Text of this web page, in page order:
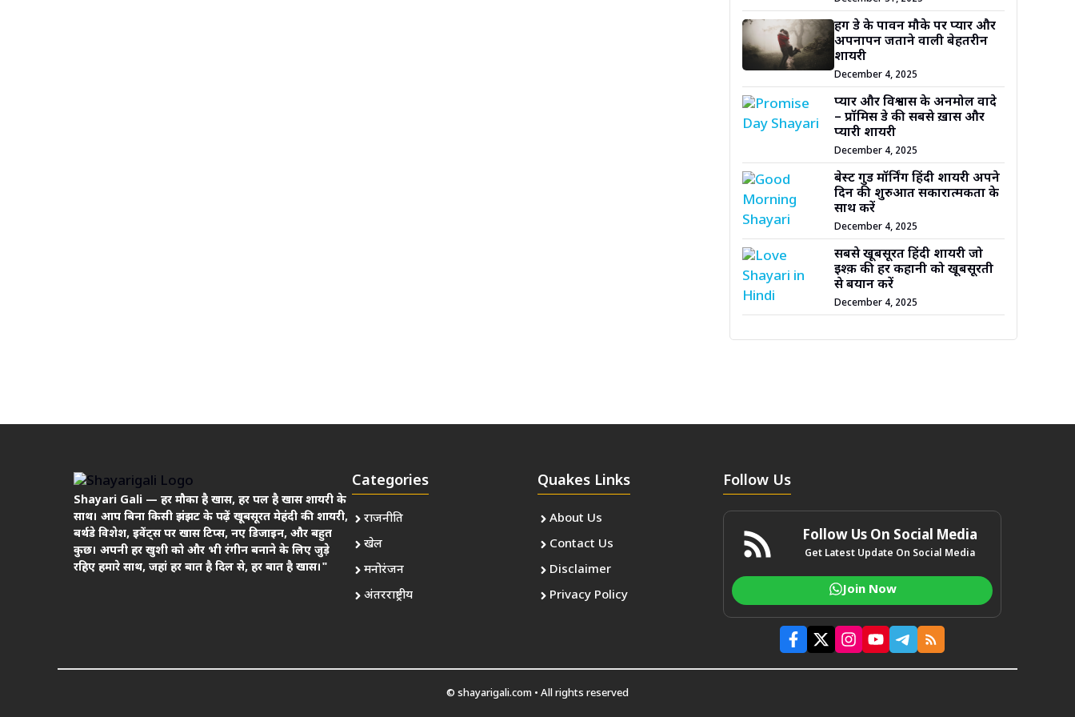
हग डे के पावन मौके पर प्यार और
अपनापन जताने वाली बेहतरीन
शायरी
December 4, 2025
प्यार और विश्वास के अनमोल वादे
– प्रॉमिस डे की सबसे ख़ास और
प्यारी शायरी
December 4, 2025
बेस्ट गुड मॉर्निंग हिंदी शायरी अपने
दिन की शुरुआत सकारात्मकता के
साथ करें
December 4, 2025
सबसे खूबसूरत हिंदी शायरी जो
इश्क़ की हर कहानी को खूबसूरती
से बयान करें
December 4, 2025
Shayari Gali — हर मौका है खास, हर पल है खास शायरी के
साथ। आप बिना किसी झंझट के पढ़ें खूबसूरत मेहंदी की शायरी,
बर्थडे विशेश, इवेंट्स पर खास टिप्स, नए डिजाइन, और बहुत
कुछ। अपनी हर खुशी को और भी रंगीन बनाने के लिए जुड़े
रहिए हमारे साथ, जहां हर बात है दिल से, हर बात है खास।"
Categories
राजनीति
खेल
मनोरंजन
अंतरराष्ट्रीय
Quakes Links
About Us
Contact Us
Disclaimer
Privacy Policy
Follow Us
Follow Us On Social Media
Get Latest Update On Social Media
Join Now
© shayarigali.com • All rights reserved